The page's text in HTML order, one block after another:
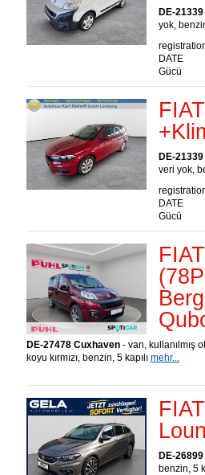
DE-
yok,
DATE
Gücü
DE-
veri yok,
DATE
Gücü
DE-27478 Cuxhaven - van, kullanılmış
koyu kırmızı, benzin, 5 kapılı mehr...
DE-
benzin, 5